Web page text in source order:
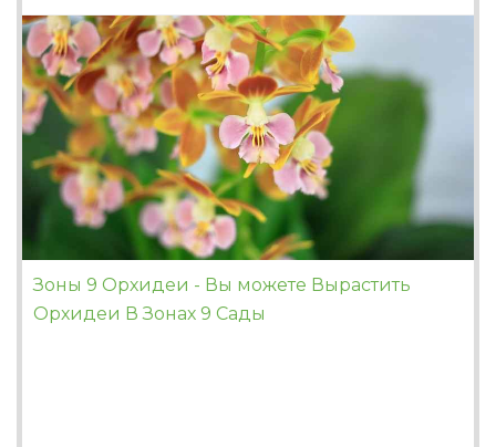
Зоны 9 Орхидеи - Вы можете Вырастить
Орхидеи В Зонах 9 Сады